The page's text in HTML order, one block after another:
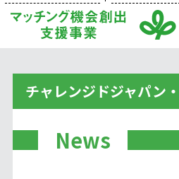
チャレンジドジャパン
News